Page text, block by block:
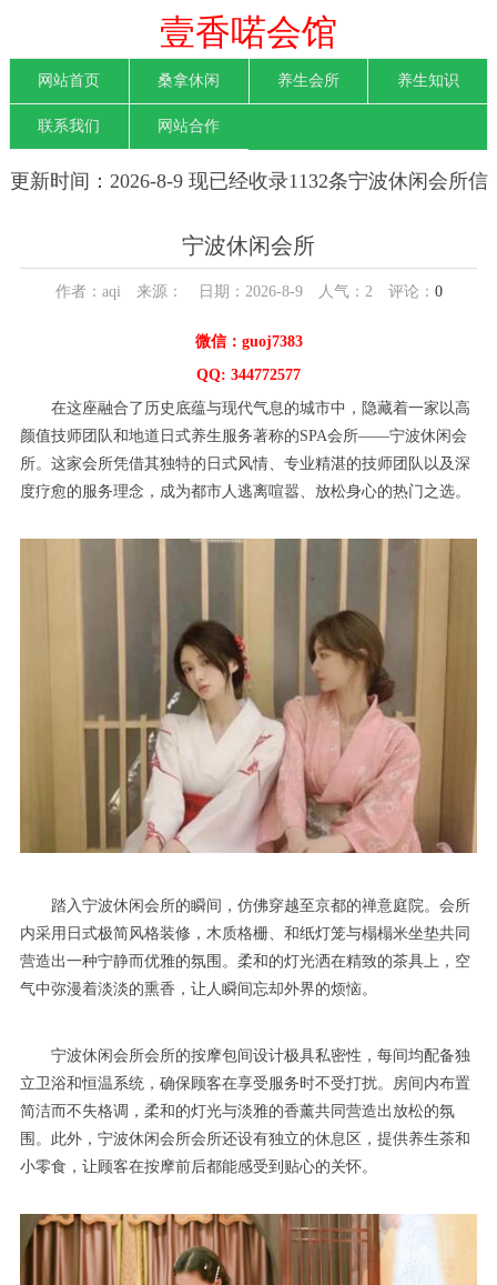
壹香喏会馆
网站首页 桑拿休闲 养生会所 养生知识
联系我们 网站合作
更新时间：2026-8-9 现已经收录1132条宁波休闲会所信
宁波休闲会所
作者：aqi 来源： 日期：2026-8-9 人气： 2评论： 0
微信：guoj7383
QQ: 344772577
在这座融合了历史底蕴与现代气息的城市中，隐藏着一家以高
颜值技师团队和地道日式养生服务著称的SPA会所——宁波休闲会
所。这家会所凭借其独特的日式风情、专业精湛的技师团队以及深
度疗愈的服务理念，成为都市人逃离喧嚣、放松身心的热门之选。
踏入宁波休闲会所的瞬间，仿佛穿越至京都的禅意庭院。会所
内采用日式极简风格装修，木质格栅、和纸灯笼与榻榻米坐垫共同
营造出一种宁静而优雅的氛围。柔和的灯光洒在精致的茶具上，空
气中弥漫着淡淡的熏香，让人瞬间忘却外界的烦恼。
宁波休闲会所会所的按摩包间设计极具私密性，每间均配备独
立卫浴和恒温系统，确保顾客在享受服务时不受打扰。房间内布置
简洁而不失格调，柔和的灯光与淡雅的香薰共同营造出放松的氛
围。此外，宁波休闲会所会所还设有独立的休息区，提供养生茶和
小零食，让顾客在按摩前后都能感受到贴心的关怀。